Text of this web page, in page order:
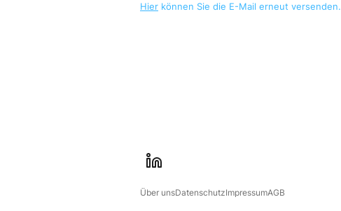
Hier können Sie die E-Mail erneut versenden.
i
Über unsDatenschutzImpressumAGB